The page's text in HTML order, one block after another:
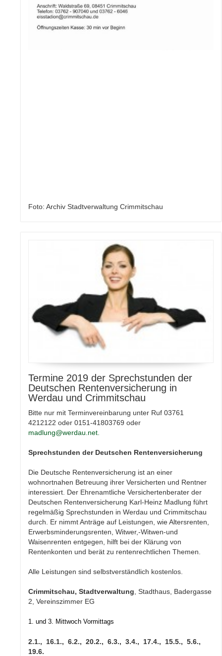
Foto: Archiv Stadtverwaltung Crimmitschau
Termine 2019 der Sprechstunden der
Deutschen Rentenversicherung in
Werdau und Crimmitschau
Bitte nur mit Terminvereinbarung unter Ruf 03761
4212122 oder 0151-41803769 oder
madlung@werdau.net.
Sprechstunden der Deutschen Rentenversicherung
Die Deutsche Rentenversicherung ist an einer
wohnortnahen Betreuung ihrer Versicherten und Rentner
interessiert. Der Ehrenamtliche Versichertenberater der
Deutschen Rentenversicherung Karl-Heinz Madlung führt
regelmäßig Sprechstunden in Werdau und Crimmitschau
durch. Er nimmt Anträge auf Leistungen, wie Altersrenten,
Erwerbsminderungsrenten, Witwer,-Witwen-und
Waisenrenten entgegen, hilft bei der Klärung von
Rentenkonten und berät zu rentenrechtlichen Themen.
Alle Leistungen sind selbstverständlich kostenlos.
Crimmitschau, Stadtverwaltung , Stadthaus, Badergasse
2, Vereinszimmer EG
1. und 3. Mittwoch Vormittags
2.1., 16.1., 6.2., 20.2., 6.3., 3.4., 17.4., 15.5., 5.6.,
19.6.